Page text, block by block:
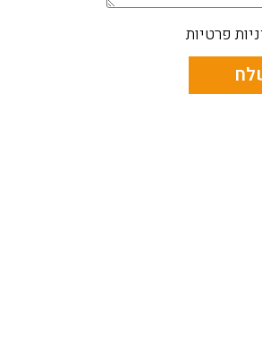
פרטיות